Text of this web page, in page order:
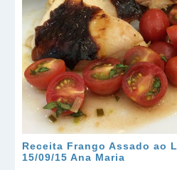
Receita Frango Assado ao
15/09/15 Ana Maria